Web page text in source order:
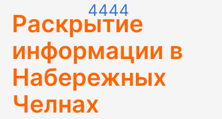
4444
Раскрытие
информации в
Набережных
Челнах